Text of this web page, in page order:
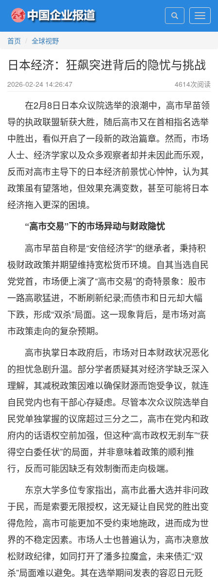
首页
全球视野
日本经济：狂飙突进背后的隐忧与挑战
2026-02-24 14:26:47 4614次阅读
在2月8日日本众议院选举的浪潮中，高市早苗领
导的执政联盟斩获大胜，随后高市又在首相指名选举
中胜出，看似开启了一段新的政治篇章。然而，市场
人士、经济学家以及众多观察者却并未因此而乐观，
反而对高市主导下的日本经济前景忧心忡忡，认为其
政策虽有望落地，但效果充满变数，甚至可能将日本
经济拖入更深的困境。
“高市交易”下的市场异动与财政隐忧
高市早苗自称是“安倍经济学”的继承者，秉持积
极财政政策并期望维持宽松货币环境。自其当选自民
党党首，市场便上演了“高市交易”的奇特景象：股市
一路高歌猛进，不断刷新纪录;而债市和日元却大幅
下跌，形成“双杀”局面。这一现象背后，是市场对高
市政策走向的复杂预期。
高市执掌日本政府后，市场对日本财政状况恶化
的担忧急剧升温。部分学者质疑其对经济学缺乏深入
理解，其减税政策因难以确保财源而饱受争议，就连
自民党内也有干部心存疑虑。尽管本次众议院选举自
民党单独掌握的议席超过三分之二，高市在党内和政
府内的话语权空前加强，但这种“高市政权无刹车”“获
得空白委任状”的局面，并非意味着政策的顺利推
行，反而可能因缺乏有效制衡而走向极端。
东京大学多位专家指出，高市此番大选并非问政
于民，而是索要无限授权，这无疑让自民党的胜出变
得危险，高市可能更加不受约束地施政，进而成为世
界的不稳定因素。市场人士也普遍认为，高市决意放
松财政纪律，如同打开了潘多拉魔盒，未来债汇“双
杀”局面难以避免。其在选举期间发表的容忍日元贬